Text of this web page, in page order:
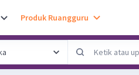
Produk Ruangguru